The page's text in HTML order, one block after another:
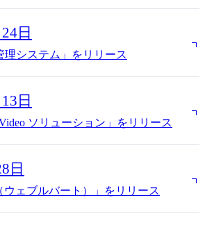
日
理システム」をリリース
日
Video ソリューション」をリリース
日
ウェブルバート）」をリリース